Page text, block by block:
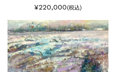
¥220,000(税込)